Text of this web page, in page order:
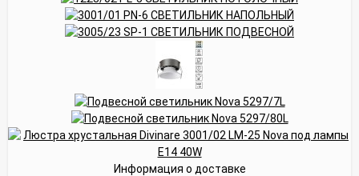
Информация о доставке